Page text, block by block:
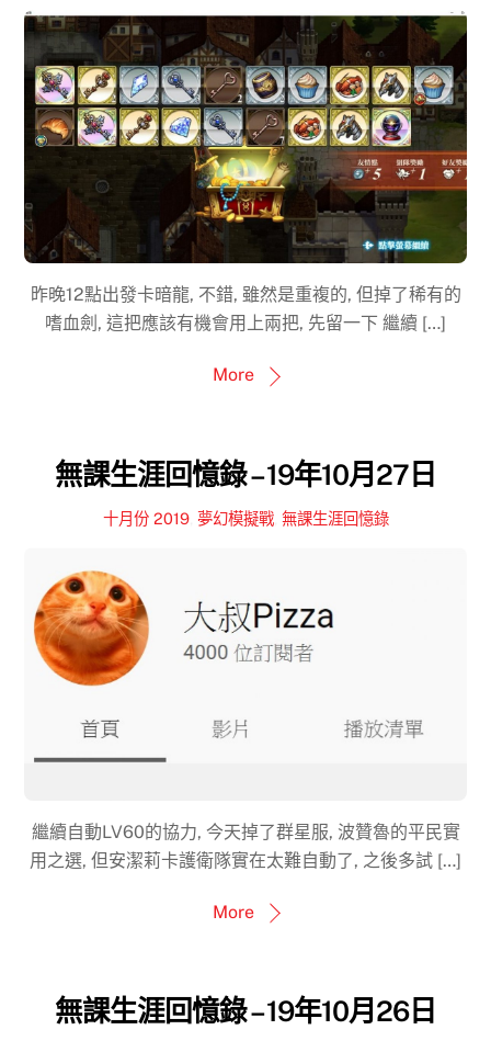
昨晚12點出發卡暗龍, 不錯, 雖然是重複的, 但掉了稀有的
嗜血劍, 這把應該有機會用上兩把, 先留一下 繼續 […]
More
無課生涯回憶錄 – 19年10月27日
十月份 2019, 夢幻模擬戰, 無課生涯回憶錄
繼續自動LV60的協力, 今天掉了群星服, 波贊魯的平民實
用之選, 但安潔莉卡護衛隊實在太難自動了, 之後多試 […]
More
無課生涯回憶錄 – 19年10月26日